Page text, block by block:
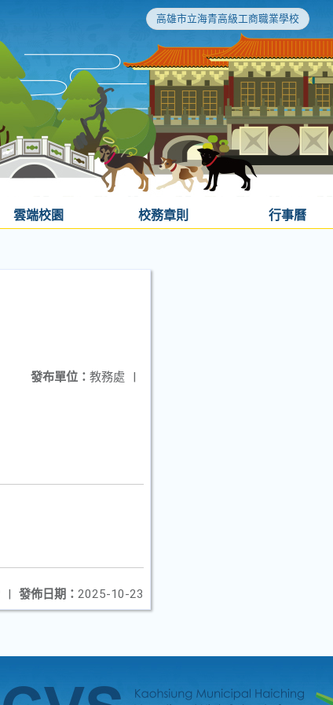
高雄市立海青高級工商職業學校
雲端校園 校務章則 行事曆
發布單位： 教務處 |
發佈日期： 2025-10-23
|